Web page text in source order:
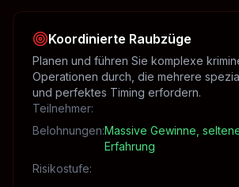
Koordinierte Raubzüge
Planen und führen Sie komplexe
Operationen durch, die mehrere
und perfektes Timing erfordern.
Teilnehmer:
Belohnungen:Massive Gewinne,
Erfahrung
Risikostufe: